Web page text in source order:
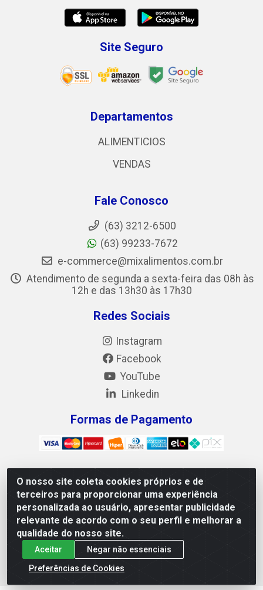
O nosso site coleta cookies próprios e de
terceiros para proporcionar uma experiência
personalizada ao usuário, apresentar publicidade
relevante de acordo com o seu perfil e melhorar a
qualidade do nosso site.
Aceitar
Negar não essenciais
Preferências de Cookies
Site Seguro
Departamentos
ALIMENTICIOS
VENDAS
Fale Conosco
(63) 3212-6500
(63) 99233-7672
e-commerce@mixalimentos.com.br
Atendimento de segunda a sexta-feira das 08h às
12h e das 13h30 às 17h30
Redes Sociais
Instagram
Facebook
YouTube
Linkedin
Formas de Pagamento
Mix Alimentos LTDA - Quadra Asr Ne 55 (412 Norte), Alameda
02, S/N - Plano Diretor Norte, Palmas/TO - CEP 77.006-540 -
CNPJ 05.922.500/0001-02